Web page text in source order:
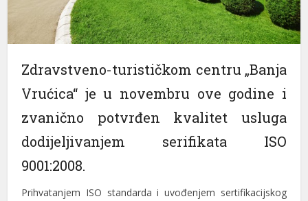
Zdravstveno-turističkom centru „Banja
Vrućica“ je u novembru ove godine i
zvanično potvrđen kvalitet usluga
dodijeljivanjem serifikata ISO
9001:2008.
Prihvatanjem ISO standarda i uvođenjem sertifikacijskog